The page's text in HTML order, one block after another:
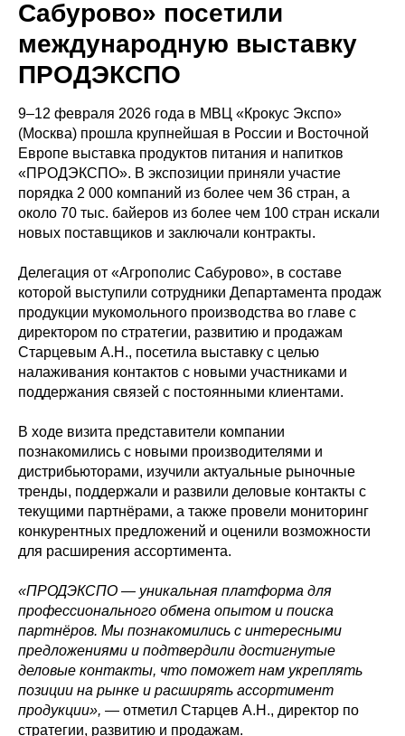
Сабурово» посетили
международную выставку
ПРОДЭКСПО
9–12 февраля 2026 года в МВЦ «Крокус Экспо»
(Москва) прошла крупнейшая в России и Восточной
Европе выставка продуктов питания и напитков
«ПРОДЭКСПО». В экспозиции приняли участие
порядка 2 000 компаний из более чем 36 стран, а
около 70 тыс. байеров из более чем 100 стран искали
новых поставщиков и заключали контракты.
Делегация от «Агрополис Сабурово», в составе
которой выступили сотрудники Департамента продаж
продукции мукомольного производства во главе с
директором по стратегии, развитию и продажам
Старцевым А.Н., посетила выставку с целью
налаживания контактов с новыми участниками и
поддержания связей с постоянными клиентами.
В ходе визита представители компании
познакомились с новыми производителями и
дистрибьюторами, изучили актуальные рыночные
тренды, поддержали и развили деловые контакты с
текущими партнёрами, а также провели мониторинг
конкурентных предложений и оценили возможности
для расширения ассортимента.
«ПРОДЭКСПО — уникальная платформа для
профессионального обмена опытом и поиска
партнёров. Мы познакомились с интересными
предложениями и подтвердили достигнутые
деловые контакты, что поможет нам укреплять
позиции на рынке и расширять ассортимент
продукции», — отметил Старцев А.Н., директор по
стратегии, развитию и продажам.